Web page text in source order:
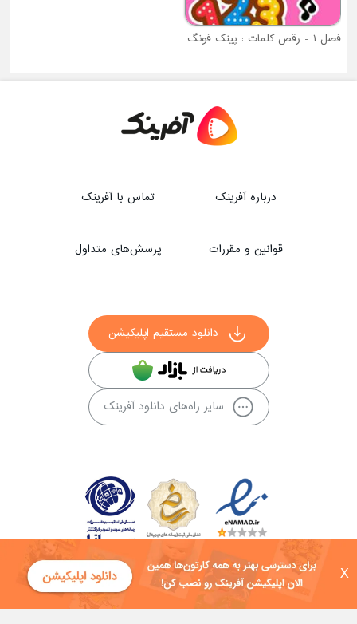
X
فصل ۱ - رقص کلمات : پینک فونگ
درباره آفرینک تماس با آفرینک
قوانین و مقررات پرسش‌های متداول
دانلود مستقیم اپلیکیشن
سایر راه‌های دانلود آفرینک
کلیه حقوق این سایت به شرکت توسعه فناوی هفت آسمان توکان تعلق دارد و